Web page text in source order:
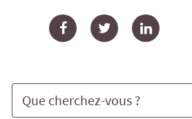
FacebookTwitterLinkedIn